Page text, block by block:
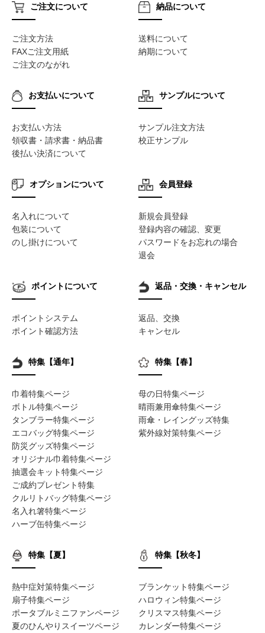
ご注文について
ご注文方法
FAXご注文用紙
ご注文のながれ
納品について
送料について
納期について
お支払いについて
お支払い方法
領収書・請求書・納品書
後払い決済について
サンプルについて
サンプル注文方法
校正サンプル
オプションについて
名入れについて
包装について
のし掛けについて
会員登録
新規会員登録
登録内容の確認、変更
パスワードをお忘れの場合
退会
ポイントについて
ポイントシステム
ポイント確認方法
返品・交換・キャンセル
返品、交換
キャンセル
特集【通年】
巾着特集ページ
ボトル特集ページ
タンブラー特集ページ
エコバッグ特集ページ
防災グッズ特集ページ
オリジナル巾着特集ページ
抽選会キット特集ページ
ご成約プレゼント特集
クルリトバッグ特集ページ
名入れ箸特集ページ
ハーブ缶特集ページ
特集【春】
母の日特集ページ
晴雨兼用傘特集ページ
雨傘・レイングッズ特集
紫外線対策特集ページ
特集【夏】
熱中症対策特集ページ
扇子特集ページ
ポータブルミニファンページ
夏のひんやりスイーツページ
特集【秋冬】
ブランケット特集ページ
ハロウィン特集ページ
クリスマス特集ページ
カレンダー特集ページ